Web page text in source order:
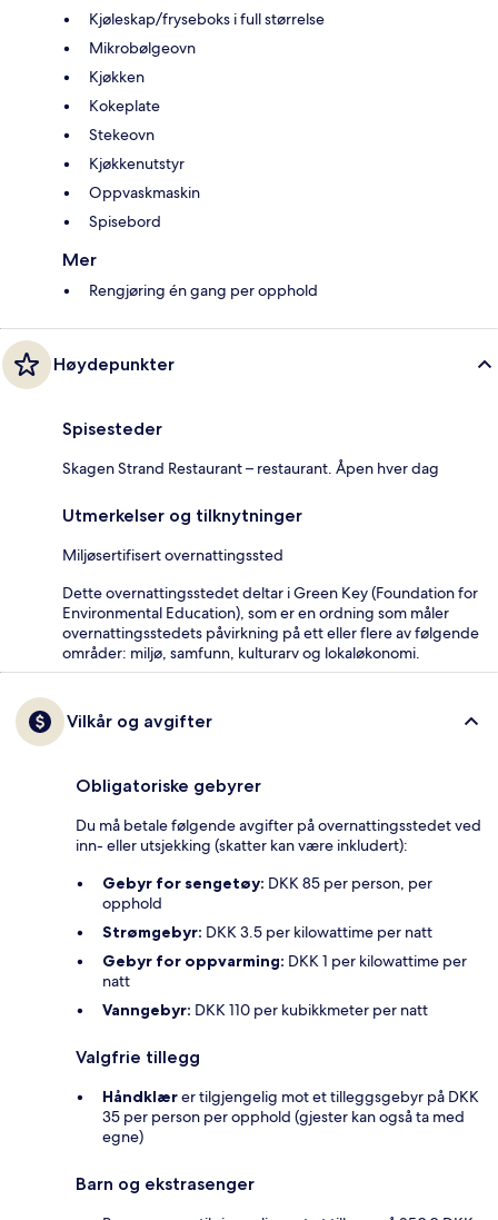
Kjøleskap/fryseboks i full størrelse
Mikrobølgeovn
Kjøkken
Kokeplate
Stekeovn
Kjøkkenutstyr
Oppvaskmaskin
Spisebord
Mer
Rengjøring én gang per opphold
Høydepunkter
Spisesteder
Skagen Strand Restaurant – restaurant. Åpen hver dag
Utmerkelser og tilknytninger
Miljøsertifisert overnattingssted
Dette overnattingsstedet deltar i Green Key (Foundation for
Environmental Education), som er en ordning som måler
overnattingsstedets påvirkning på ett eller flere av følgende
områder: miljø, samfunn, kulturarv og lokaløkonomi.
Vilkår og avgifter
Obligatoriske gebyrer
Du må betale følgende avgifter på overnattingsstedet ved
inn- eller utsjekking (skatter kan være inkludert):
Gebyr for sengetøy: DKK 85 per person, per
opphold
Strømgebyr: DKK 3.5 per kilowattime per natt
Gebyr for oppvarming: DKK 1 per kilowattime per
natt
Vanngebyr: DKK 110 per kubikkmeter per natt
Valgfrie tillegg
Håndklærer tilgjengelig mot et tilleggsgebyr på DKK
35 per person per opphold (gjester kan også ta med
egne)
Barn og ekstrasenger